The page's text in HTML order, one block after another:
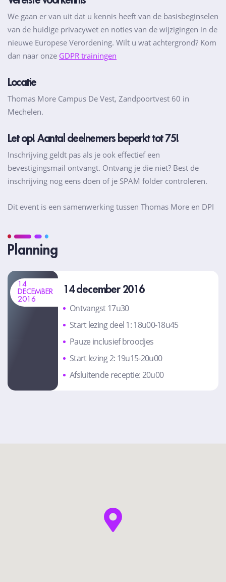
We gaan er van uit dat u kennis heeft van de basisbeginselen
van de huidige privacywet en noties van de wijzigingen in de
nieuwe Europese Verordening. Wilt u wat achtergrond? Kom
dan naar onze GDPR trainingen
Locatie
Thomas More Campus De Vest, Zandpoortvest 60 in
Mechelen.
Let op! Aantal deelnemers beperkt tot 75!
Inschrijving geldt pas als je ook effectief een
bevestigingsmail ontvangt. Ontvang je die niet? Best de
inschrijving nog eens doen of je SPAM folder controleren.
Dit event is een samenwerking tussen Thomas More en DPI
Planning
14
DECEMBER
2016
14 december 2016
Ontvangst 17u30
Start lezing deel 1: 18u00-18u45
Pauze inclusief broodjes
Start lezing 2: 19u15-20u00
Afsluitende receptie: 20u00